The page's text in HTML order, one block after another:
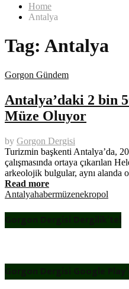
Home
Antalya
Tag: Antalya
Gorgon Gündem
Antalya’daki 2 bin
Müze Oluyor
by Gorgon Dergisi
Turizmin başkenti Antalya’da,
çalışmasında ortaya çıkarılan
arkeolojik bulgular, aynı alanda
Read more
Antalyahabermüzenekropol
Gorgon Dergisi Dergilik’te!
Gorgon Dergisi Google